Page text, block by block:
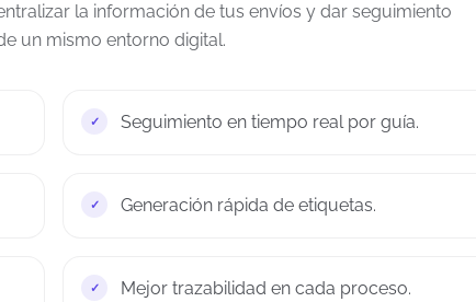
la información de tus envíos y dar seguimiento
un mismo entorno digital.
Seguimiento en tiempo real por guía.
Generación rápida de etiquetas.
Mejor trazabilidad en cada proceso.